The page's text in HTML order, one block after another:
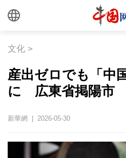
文化 >
産出ゼロでも「中
に 広東省掲陽市
新華網 | 2026-05-30